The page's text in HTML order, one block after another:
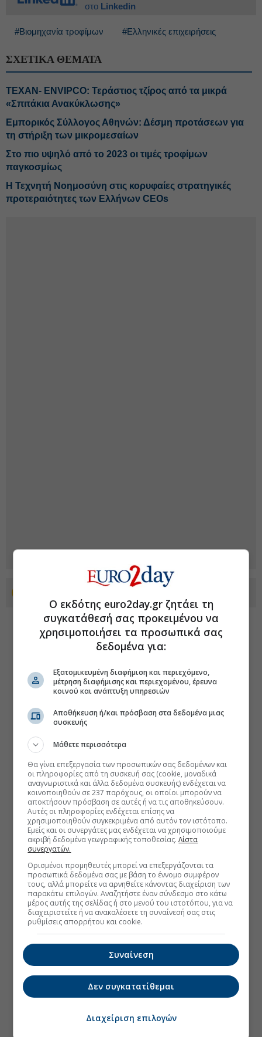
στο Linkedin
#Βιομηχανία τροφίμων #Ελληνικές επιχειρήσεις
ΣΧΕΤΙΚΑ ΘΕΜΑΤΑ
ΤΕΧΑΝ- ENVIPCO: Τεράστιος τζίρος από τα μικρά
«Σπιτάκια Ανακύκλωσης»
Εμπορικός Σύλλογος Αθηνών: Δέσμη προτάσεων για
τη στήριξη των μικρομεσαίων
Στο πιο υψηλό από το 2023 οι τιμές τροφίμων
παγκοσμίως
Η Τεχνητή Νοημοσύνη στις κορυφαίες στρατηγικές
προτεραιότητες των Ελλήνων CEOs
Ο εκδότης euro2day.gr ζητάει τη
συγκατάθεσή σας προκειμένου να
χρησιμοποιήσει τα προσωπικά σας
δεδομένα για:
Εξατομικευμένη διαφήμιση και περιεχόμενο,
μέτρηση διαφήμισης και περιεχομένου, έρευνα
κοινού και ανάπτυξη υπηρεσιών
Αποθήκευση ή/και πρόσβαση στα δεδομένα μιας
συσκευής
Μάθετε περισσότερα
Θα γίνει επεξεργασία των προσωπικών σας δεδομένων και
οι πληροφορίες από τη συσκευή σας (cookie, μοναδικά
αναγνωριστικά και άλλα δεδομένα συσκευής) ενδέχεται να
κοινοποιηθούν σε 237 παρόχους, οι οποίοι μπορούν να
αποκτήσουν πρόσβαση σε αυτές ή να τις αποθηκεύσουν.
Αυτές οι πληροφορίες ενδέχεται επίσης να
χρησιμοποιηθούν συγκεκριμένα από αυτόν τον ιστότοπο.
Εμείς και οι συνεργάτες μας ενδέχεται να χρησιμοποιούμε
ακριβή δεδομένα γεωγραφικής τοποθεσίας.Λίστα
συνεργατών.
Ορισμένοι προμηθευτές μπορεί να επεξεργάζονται τα
προσωπικά δεδομένα σας με βάση το έννομο συμφέρον
τους, αλλά μπορείτε να αρνηθείτε κάνοντας διαχείριση των
παρακάτω επιλογών. Αναζητήστε έναν σύνδεσμο στο κάτω
μέρος αυτής της σελίδας ή στο μενού του ιστοτόπου, για να
διαχειριστείτε ή να ανακαλέσετε τη συναίνεσή σας στις
ρυθμίσεις απορρήτου και cookie.
Συναίνεση
Δεν συγκατατίθεμαι
Διαχείριση επιλογών